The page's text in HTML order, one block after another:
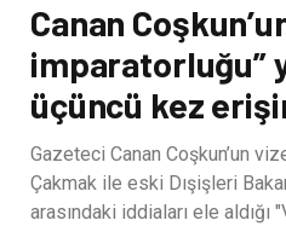
Canan
imparatorluğu”
üçüncü kez
Gazeteci Canan Coşkun’un
Çakmak ile eski Dışişleri
arasındaki iddiaları ele aldığı